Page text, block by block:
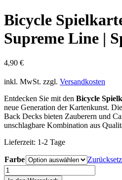
Bicycle
Supreme Line |
4,90 €
inkl. MwSt. zzgl. Versandkosten
Entdecken Sie mit den Bicycle
neue Generation der Kartenkunst.
Back Decks bieten Zauberern und
unschlagbare Kombination aus
Lieferzeit: 1-2 Tage
Farbe
Bicycle
Spielkarten